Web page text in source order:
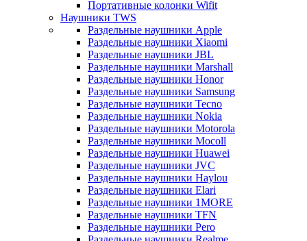
Портативные колонки Wifit
Наушники TWS
Раздельные наушники Apple
Раздельные наушники Xiaomi
Раздельные наушники JBL
Раздельные наушники Marshall
Раздельные наушники Honor
Раздельные наушники Samsung
Раздельные наушники Tecno
Раздельные наушники Nokia
Раздельные наушники Motorola
Раздельные наушники Mocoll
Раздельные наушники Huawei
Раздельные наушники JVC
Раздельные наушники Haylou
Раздельные наушники Elari
Раздельные наушники 1MORE
Раздельные наушники TFN
Раздельные наушники Pero